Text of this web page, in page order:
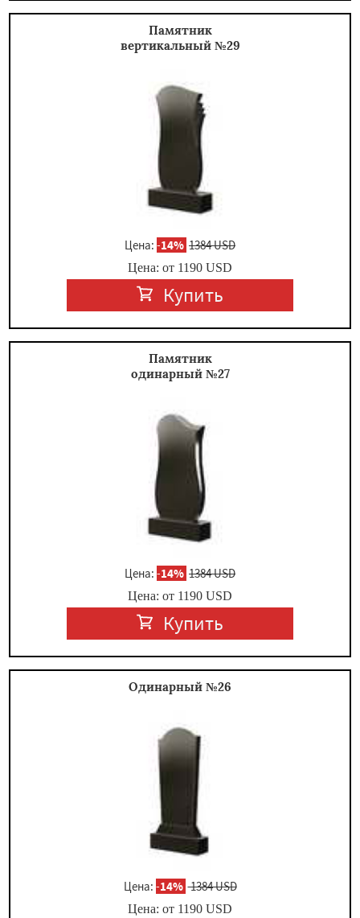
Памятник
вертикальный №29
Цена: -14% 1384 USD
Цена: от 1190 USD
Купить
Памятник
одинарный №27
Цена: -14% 1384 USD
Цена: от 1190 USD
Купить
Одинарный №26
Цена: -14% 1384 USD
Цена: от 1190 USD